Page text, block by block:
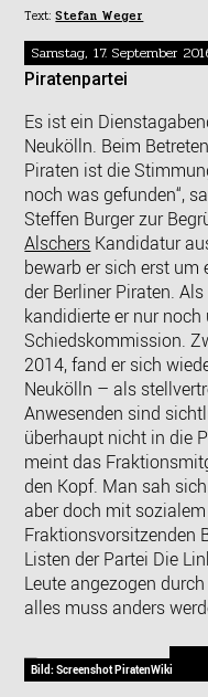
Text:Stefan Weger
Samstag, 17. September
Piratenpartei
Es ist ein
Neukölln. Beim
Piraten ist die
noch was gefunden“,
Steffen Burger zur
Alschers Kandidatur
bewarb er sich erst
der Berliner Piraten.
kandidierte er nur
Schiedskommission.
2014, fand er sich
Neukölln – als
Anwesenden sind
überhaupt nicht in die
meint das
den Kopf. Man sah
aber doch mit
Fraktionsvorsitzenden
Listen der Partei Die
Leute angezogen
alles muss anders
Bild: Screenshot PiratenWiki